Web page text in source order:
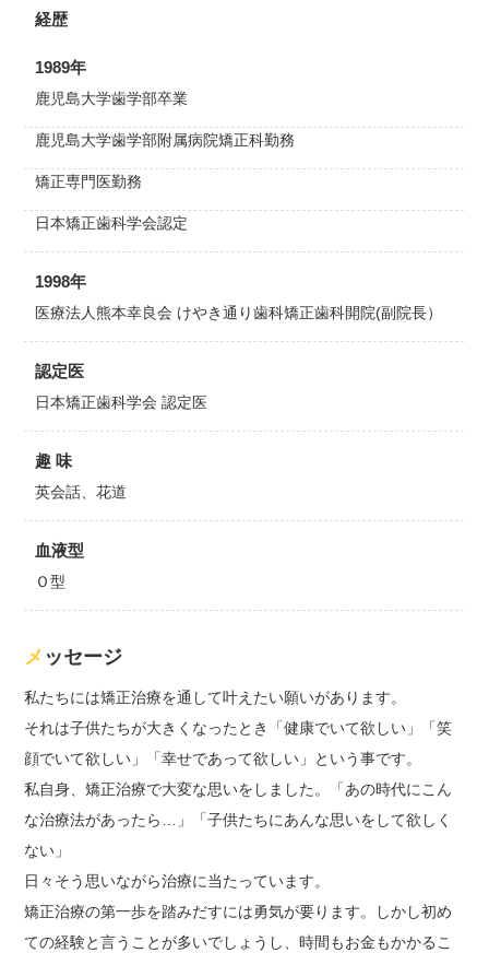
経歴
1989年
鹿児島大学歯学部卒業
鹿児島大学歯学部附属病院矯正科勤務
矯正専門医勤務
日本矯正歯科学会認定
1998年
医療法人熊本幸良会 けやき通り歯科矯正歯科開院(副院長）
認定医
日本矯正歯科学会 認定医
趣 味
英会話、花道
血液型
Ｏ型
メッセージ
私たちには矯正治療を通して叶えたい願いがあります。
それは子供たちが大きくなったとき「健康でいて欲しい」「笑
顔でいて欲しい」「幸せであって欲しい」という事です。
私自身、矯正治療で大変な思いをしました。「あの時代にこん
な治療法があったら…」「子供たちにあんな思いをして欲しく
ない」
日々そう思いながら治療に当たっています。
矯正治療の第一歩を踏みだすには勇気が要ります。しかし初め
ての経験と言うことが多いでしょうし、時間もお金もかかるこ